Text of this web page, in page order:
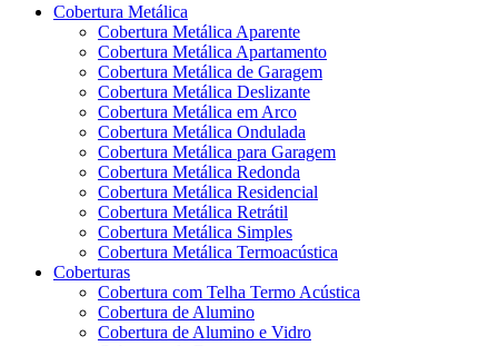
Cobertura Metálica
Cobertura Metálica Aparente
Cobertura Metálica Apartamento
Cobertura Metálica de Garagem
Cobertura Metálica Deslizante
Cobertura Metálica em Arco
Cobertura Metálica Ondulada
Cobertura Metálica para Garagem
Cobertura Metálica Redonda
Cobertura Metálica Residencial
Cobertura Metálica Retrátil
Cobertura Metálica Simples
Cobertura Metálica Termoacústica
Coberturas
Cobertura com Telha Termo Acústica
Cobertura de Alumino
Cobertura de Alumino e Vidro